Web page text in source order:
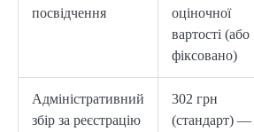
посвідчення
оціночної
вартості (або
фіксовано)
Адміністративний
збір за реєстрацію
302 грн
(стандарт) —